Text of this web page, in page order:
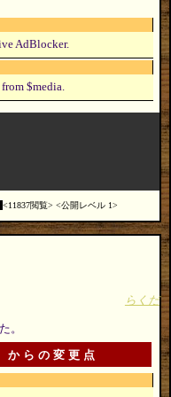
AdBlocker.
$media.
11837閲覧 公開レベル 1
らくだ
。
からの変更点